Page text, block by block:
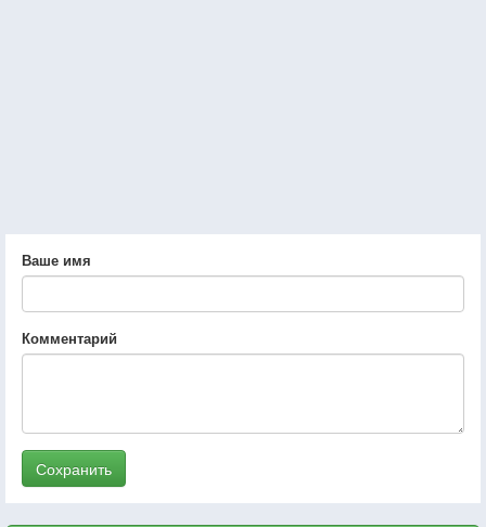
Ваше имя
Комментарий
Сохранить